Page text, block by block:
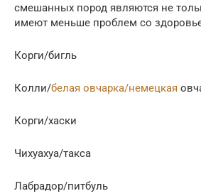
смешанных пород являются не
имеют меньше проблем со
Корги/бигль
Колли/белая овчарка/немецкая
Корги/хаски
Чихуахуа/такса
Лабрадор/питбуль